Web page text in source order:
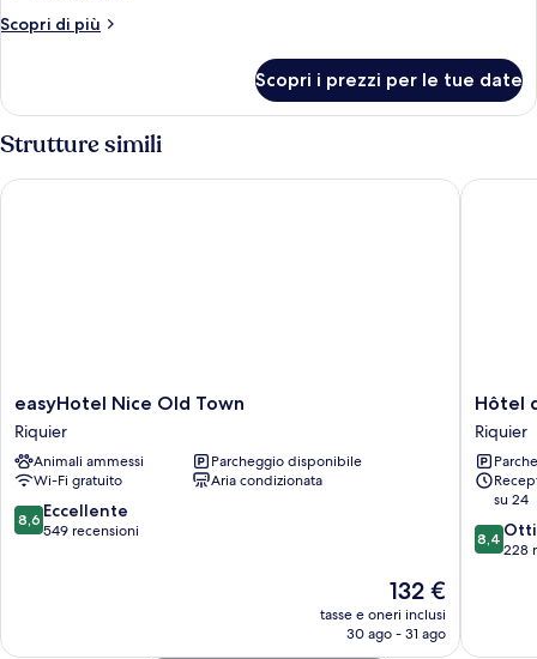
2
Scopri di più
Altri
Comfort
con
2
letti
singoli
Scopri i prezzi per le tue date
Strutture simili
easyHotel
Nice
Old
Town
Riquier
easyHotel Nice Old Town
Riquier
Animali ammessi
Parcheggio disponibile
Wi-Fi gratuito
Aria condizionata
8.6
su
8,6 Eccellente
549 recensioni
Il
prezzo
attuale
132 €
tasse e oneri inclusi
30 ago - 31 ago
easyHotel Nice Old Town
Hôtel
des
Dames
Riquier
Hôtel
Riquier
su 24
8.4
su
8,4
228
Hôtel